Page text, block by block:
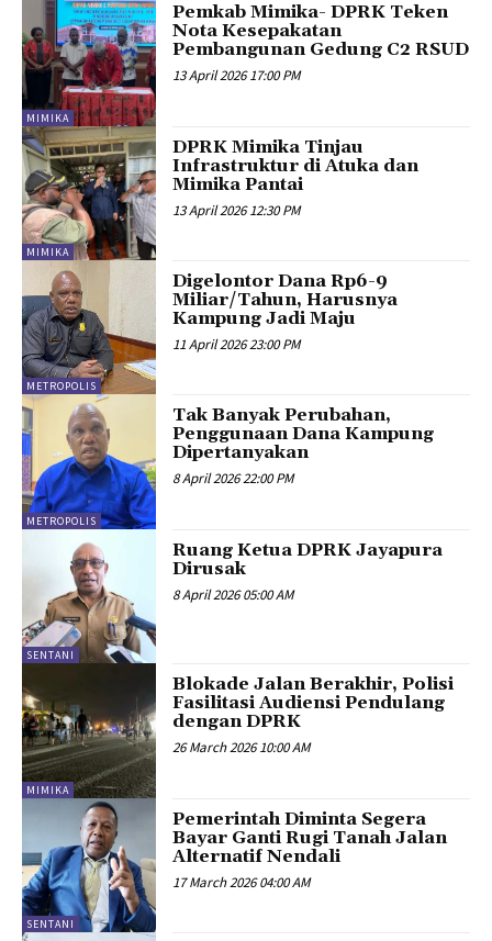
MIMIKA
Pemkab Mimika- DPRK Teken
Nota Kesepakatan
Pembangunan Gedung C2 RSUD
13 April 2026 17:00 PM
MIMIKA
DPRK Mimika Tinjau
Infrastruktur di Atuka dan
Mimika Pantai
13 April 2026 12:30 PM
METROPOLIS
Digelontor Dana Rp6-9
Miliar/Tahun, Harusnya
Kampung Jadi Maju
11 April 2026 23:00 PM
METROPOLIS
Tak Banyak Perubahan,
Penggunaan Dana Kampung
Dipertanyakan
8 April 2026 22:00 PM
SENTANI
Ruang Ketua DPRK Jayapura
Dirusak
8 April 2026 05:00 AM
MIMIKA
Blokade Jalan Berakhir, Polisi
Fasilitasi Audiensi Pendulang
dengan DPRK
26 March 2026 10:00 AM
SENTANI
Pemerintah Diminta Segera
Bayar Ganti Rugi Tanah Jalan
Alternatif Nendali
17 March 2026 04:00 AM